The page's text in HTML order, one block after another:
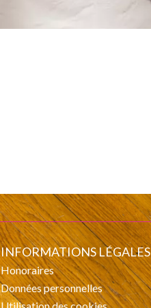
INFORMATIONS LÉGALES
Honoraires
Données personnelles